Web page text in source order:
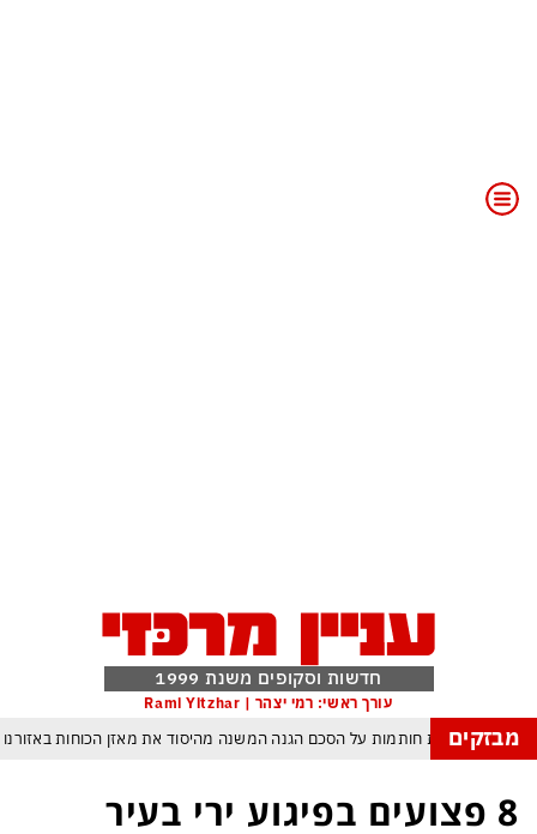
חדשות וסקופים משנת 1999
עורך ראשי: רמי יצהר | Rami Yitzhar
מבזקיםהגרעינית חותמות על הסכם הגנה המשנה מהיסוד את מאזן הכוחות באזורנו
הכסף הערבי עלול לנצח ולסכן את הכדורגל האירופי וכמובן גם את הישראלי
8 פצועים בפיגוע ירי בעיר